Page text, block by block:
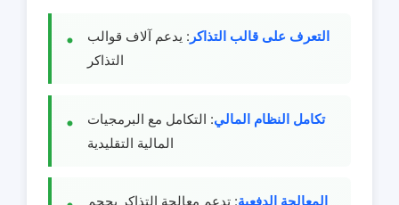
التعرف على قالب التذاكر : يدعم آلاف قوالب
التذاكر
تكامل النظام المالي: التكامل مع البرمجيات
المالية التقليدية
المعالجة الدفعية: تدعم معالجة التذاكر بحجم